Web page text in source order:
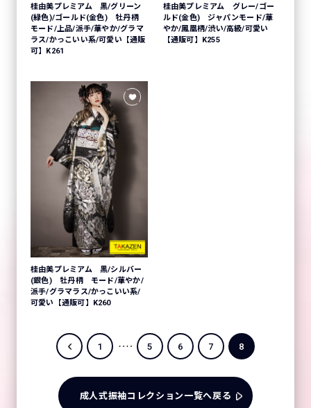
桂由美プレミアム 黒/グリーン
(緑色)/ゴールド(金色) 牡丹柄
モード/上品/派手/華やか/グラマ
ラス/かっこいい系/可愛い【通販
可】K261
桂由美プレミアム グレー/ゴー
ルド(金色) ジャパンモード/華
やか/鳳凰柄/渋い/高級/可愛い
【通販可】K255
桂由美プレミアム 黒/シルバー
(銀色) 牡丹柄 モード/華やか/
派手/グラマラス/かっこいい系/
可愛い【通販可】K260
1 5 6 7 8
成人式振袖コレクション一覧へ戻る